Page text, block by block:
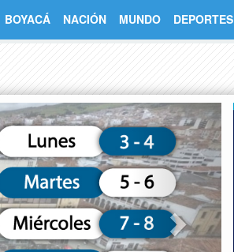
BOYACÁ NACIÓN MUNDO DEPORTES
Next